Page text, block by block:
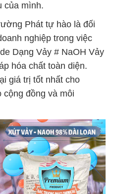
của mình.
Phát tự hào là đối
nghiệp trong việc
Dạng Vảy # NaOH Vảy
hóa chất toàn diện.
giá trị tốt nhất cho
cộng đồng và môi